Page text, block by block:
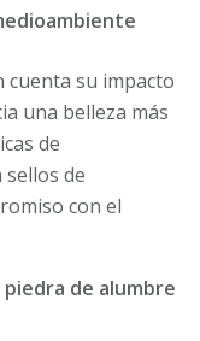
cuenta su impacto
una belleza más
de
sellos de
con el
de alumbre